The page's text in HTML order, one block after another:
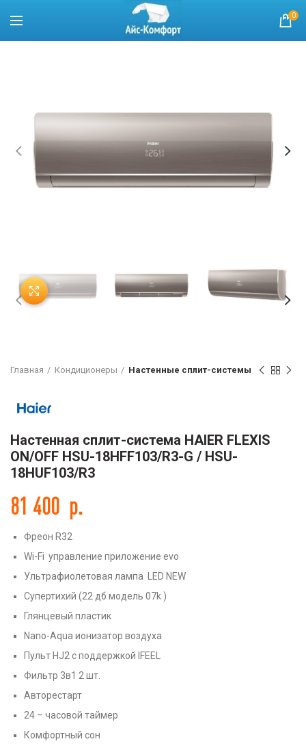
0
Нажмите, чтобы увеличить
Главная Кондиционеры Настенные сплит-системы
Настенная сплит-система HAIER FLEXIS
ON/OFF HSU-18HFF103/R3-G / HSU-
18HUF103/R3
81 400 р.
Фреон R32
Wi-Fi управление приложение evo
Ультрафиолетовая лампа LED NEW
Супертихий (22 дб модель 07k )
Глянцевый пластик
Nano-Aqua ионизатор воздуха
Пульт HJ2 с поддержкой IFEEL
Фильтр 3в1 2 шт.
Авторестарт
24 – часовой таймер
Комфортный сон